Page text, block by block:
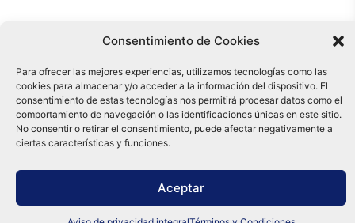
Consentimiento de Cookies
Para ofrecer las mejores experiencias, utilizamos tecnologías como las
cookies para almacenar y/o acceder a la información del dispositivo. El
consentimiento de estas tecnologías nos permitirá procesar datos como el
comportamiento de navegación o las identificaciones únicas en este sitio.
No consentir o retirar el consentimiento, puede afectar negativamente a
ciertas características y funciones.
Aceptar
Tu compra es respaldada por nuestro certificado SSL y operada bajo las
mejores prácticas de seguridad.
Distribuidora Tamex - México
e-commerce